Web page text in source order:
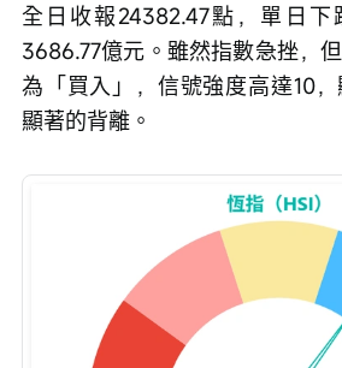
全日收報24382.47點，單日下
3686.77億元。雖然指數急挫，
為「買入」，信號強度高達10
顯著的背離。